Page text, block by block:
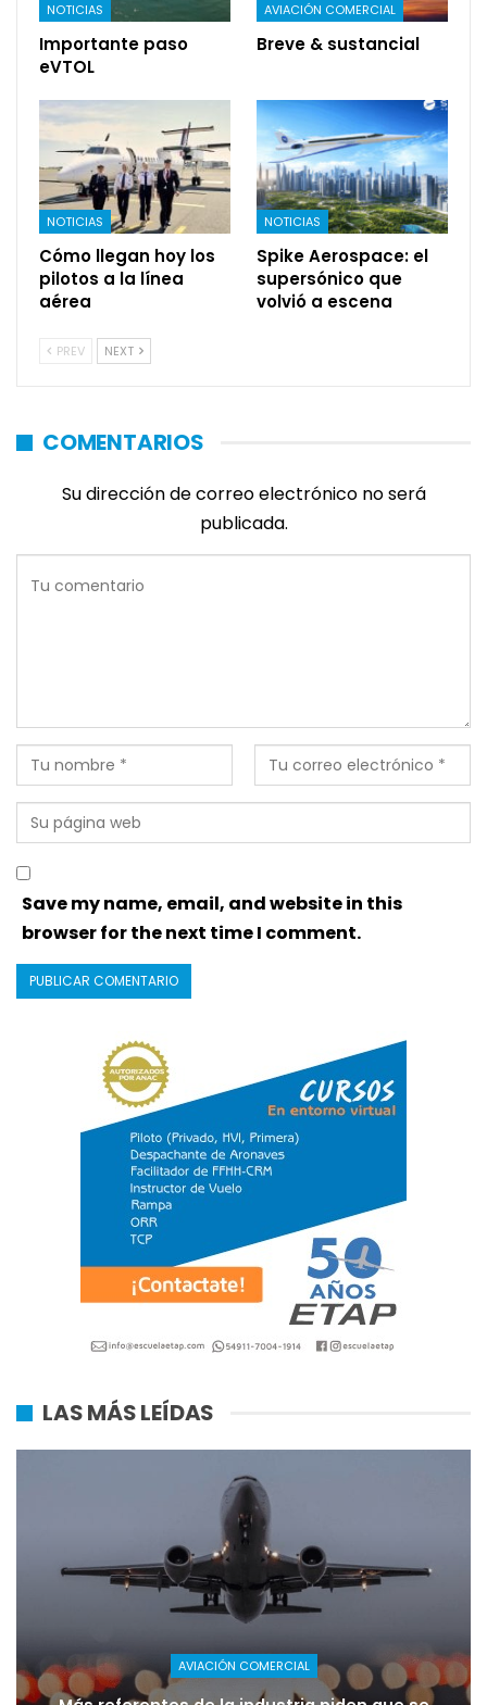
NOTICIAS
Importante paso
eVTOL
AVIACIÓN COMERCIAL
Breve & sustancial
NOTICIAS
Cómo llegan hoy los
pilotos a la línea
aérea
NOTICIAS
Spike Aerospace: el
supersónico que
volvió a escena
PREV NEXT
COMENTARIOS
Su dirección de correo electrónico no será
publicada.
Save my name, email, and website in this
browser for the next time I comment.
LAS MÁS LEÍDAS
AVIACIÓN COMERCIAL